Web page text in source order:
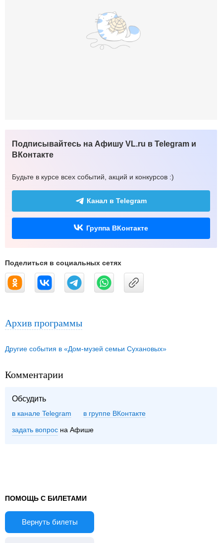
Подписывайтесь на Афишу VL.ru в Telegram и
ВКонтакте
Будьте в курсе всех событий, акций и конкурсов :)
Канал в Telegram
Группа ВКонтакте
Поделиться в социальных сетях
Архив программы
Другие события в «Дом-музей семьи Сухановых»
Комментарии
Обсудить
в канале Telegram группе ВКонтакте
задать вопрос на Афише
ПОМОЩЬ С БИЛЕТАМИ
Вернуть билеты